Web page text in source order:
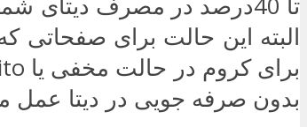
البته این حالت برای صفحاتی
بدون صرفه جویی در دیتا عمل